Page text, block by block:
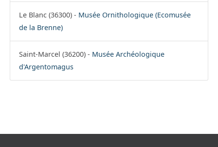
Le Blanc (36300) - Musée Ornithologique (Ecomusée
de la Brenne)
Saint-Marcel (36200) - Musée Archéologique
d'Argentomagus